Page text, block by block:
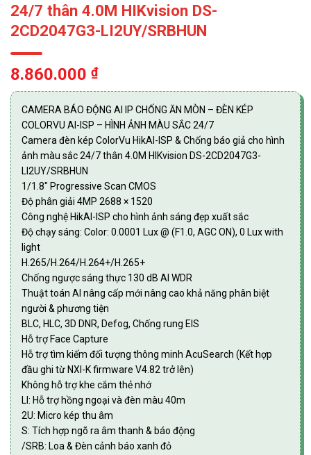
24/7 thân 4.0M HIKvision DS-
2CD2047G3-LI2UY/SRBHUN
8.860.000 ₫
CAMERA BÁO ĐỘNG AI IP CHỐNG ĂN MÒN – ĐÈN KÉP
COLORVU AI-ISP – HÌNH ẢNH MÀU SẮC 24/7
Camera đèn kép ColorVu HikAI-ISP & Chống báo giả cho hình
ảnh màu sắc 24/7 thân 4.0M HIKvision DS-2CD2047G3-
LI2UY/SRBHUN
1/1.8″ Progressive Scan CMOS
Độ phân giải 4MP 2688 × 1520
Công nghệ HikAI-ISP cho hình ảnh sáng đẹp xuất sắc
Độ chạy sáng: Color: 0.0001 Lux @ (F1.0, AGC ON), 0 Lux with
light
H.265/H.264/H.264+/H.265+
Chống ngược sáng thực 130 dB AI WDR
Thuật toán AI nâng cấp mới nâng cao khả năng phân biệt
người & phương tiện
BLC, HLC, 3D DNR, Defog, Chống rung EIS
Hỗ trợ Face Capture
Hỗ trợ tìm kiếm đối tượng thông minh AcuSearch (Kết hợp
đầu ghi từ NXI-K firmware V4.82 trở lên)
Không hỗ trợ khe cắm thẻ nhớ
LI: Hỗ trợ hồng ngoại và đèn màu 40m
2U: Micro kép thu âm
S: Tích hợp ngõ ra âm thanh & báo động
/SRB: Loa & Đèn cảnh báo xanh đỏ